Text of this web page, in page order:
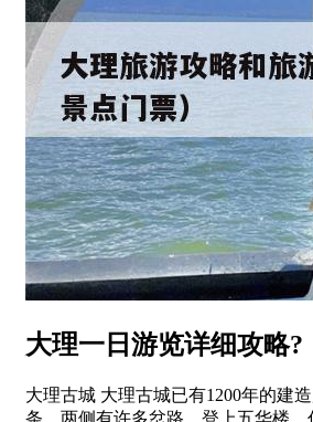
大理一日游览详细攻略?
大理古城 大理古城已有1200年的建